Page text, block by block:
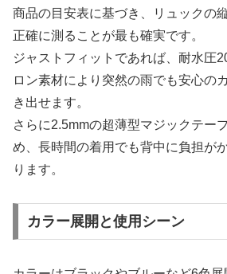
商品の目安表に基づき、リュックの
正確に測ることが最も確実です。
ジャストフィットであれば、耐水圧
ロン素材により突然の雨でも安心の
き出せます。
さらに2.5mmの超薄型マジックテー
め、長時間の着用でも背中に負担が
ります。
カラー展開と使用シーン